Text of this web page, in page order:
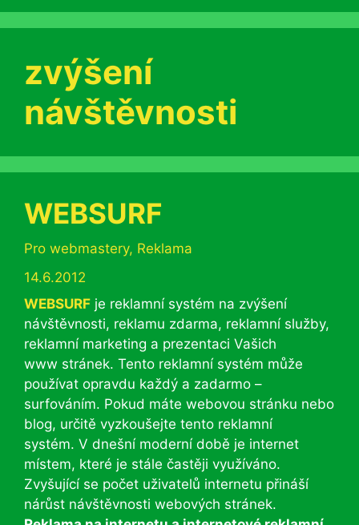
zvýšení
návštěvnosti
WEBSURF
Rubriky
Pro webmastery, Reklama
14.6.2012
WEBSURF je reklamní systém na zvýšení
návštěvnosti, reklamu zdarma, reklamní služby,
reklamní marketing a prezentaci Vašich
www stránek. Tento reklamní systém může
používat opravdu každý a zadarmo –
surfováním. Pokud máte webovou stránku nebo
blog, určitě vyzkoušejte tento reklamní
systém. V dnešní moderní době je internet
místem, které je stále častěji využíváno.
Zvyšující se počet uživatelů internetu přináší
nárůst návštěvnosti webových stránek.